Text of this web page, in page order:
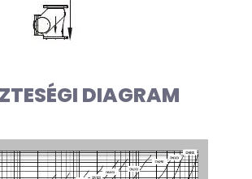
DIAGRAM